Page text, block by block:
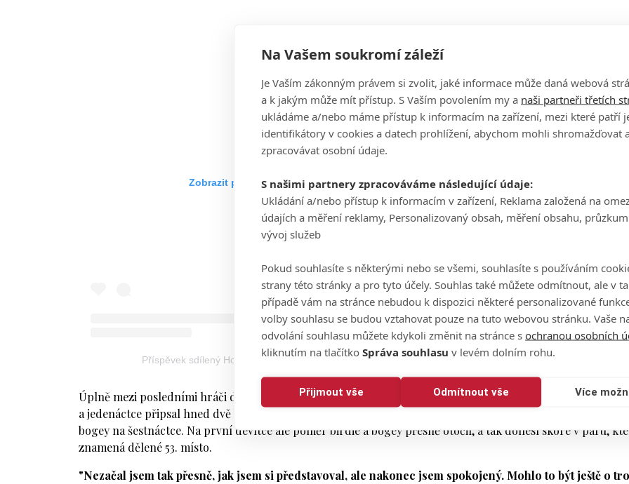
Na Vašem soukromí záleží
Je Vaším zákonným právem si zvolit, jaké informace může daná webová
a k jakým může mít přístup. S Vaším povolením my a naši partneři třetích
ukládáme a/nebo máme přístup k informacím na zařízení, mezi které patří
identifikátory v cookies a datech prohlížení, abychom mohli shromažďovat
zpracovávat osobní údaje.
S našimi partnery zpracováváme následující údaje:
Ukládání a/nebo přístup k informacím v zařízení, Reklama založená na
údajích a měření reklamy, Personalizovaný obsah, měření obsahu,
vývoj služeb
Pokud souhlasíte s některými nebo se všemi, souhlasíte s používáním
strany této stránky a pro tyto účely. Souhlas také můžete odmítnout, ale v
případě vám na stránce nebudou k dispozici některé personalizované
volby souhlasu se budou vztahovat pouze na tuto webovou stránku. Vaše
odvolání souhlasu můžete kdykoli změnit na stránce s ochranou osobních
kliknutím na tlačítko Správa souhlasu v levém dolním rohu.
Přijmout vše Odmítnout vše Více
Zobrazit příspěvek na Instagramu
Příspěvek sdílený HotelPlanner Tour (@hotelplannertour)
Úplně mezi posledními hráči dorazil v 1. kole do klubovny Václav Tichý. Ten nezačal dobře, když si na
a jedenáctce připsal hned dvě bogey. A po birdie na patnáctce zahrál na druhé devítce, kde začínal, ještě
bogey na šestnáctce. Na první devítce ale poměr birdie a bogey přesně otočil, a tak donesl skóre v paru,
znamená dělené 53. místo.
"Nezačal jsem tak přesně, jak jsem si představoval, ale nakonec jsem spokojený. Mohlo to být ještě o